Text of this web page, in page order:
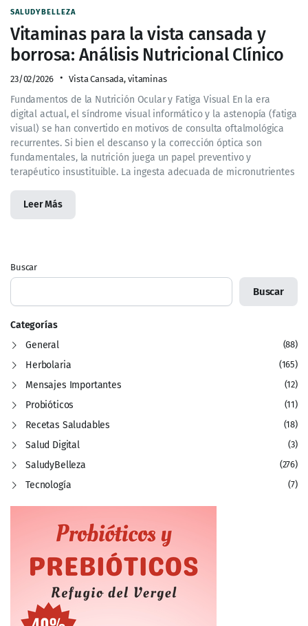
SALUDYBELLEZA
Vitaminas para la vista cansada y
borrosa: Análisis Nutricional Clínico
23/02/2026 Vista Cansada, vitaminas
Fundamentos de la Nutrición Ocular y Fatiga Visual En la era
digital actual, el síndrome visual informático y la astenopía (fatiga
visual) se han convertido en motivos de consulta oftalmológica
recurrentes. Si bien el descanso y la corrección óptica son
fundamentales, la nutrición juega un papel preventivo y
terapéutico insustituible. La ingesta adecuada de micronutrientes
Leer Más
Buscar
Buscar
Categorías
General
(88)
Herbolaria (165)
Mensajes Importantes (12)
Probióticos (11)
Recetas Saludables (18)
Salud Digital (3)
SaludyBelleza (276)
Tecnología (7)